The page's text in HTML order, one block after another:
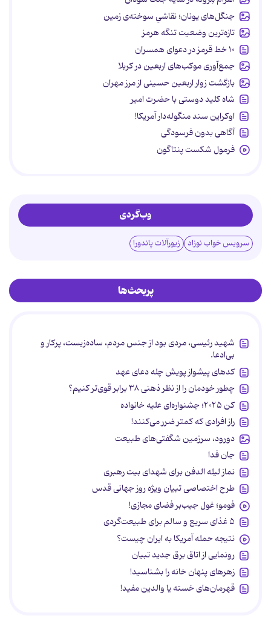
جنگل‌های یونان؛ نقاشیِ سوخته‌ی زمین
تازه‌ترین وضعیت تنگه هرمز
۱۰ خط قرمز در دعوای همسران
جمع‌آوری موکب‌های اربعین در کربلا
بازگشت زوار اربعین حسینی از مرز مهران
شاه کلید دوستی با حضرت امیر
اوکراین سند منگوله‌دار آمریکا!
آگاهی بدون فرسودگی
فرمول شکست پنتاگون
وب‌گردی
سرویس خواب نوزاد زیورآلات پاندورا
پربحث‌ها
شهید رئیسی، مردی بود از جنس مردم، ساده‌زیست، پرکار و
بی‌ادعا.
کدهای پیشواز پویش چله دعای عهد
چطور خودمان را از نظر ذهنی ۳۸ برابر قوی‌تر کنیم؟
کن ۲۰۲۵؛ جشنواره‌ای علیه خانواده
راز افرادی که کمتر ضرر می‌کنند!
دورود، سرزمین شگفتی‌های طبیعت
جان فدا
نماز لیله الدفن برای شهدای بیت رهبری
طرح اختصاصی تبیان ویژه روز جهانی قدس
فومو؛ غول جیب‌بر فضای مجازی!
۵ غذای سریع و سالم برای طبیعت‌گردی
نتیجه حمله آمریکا به ایران چیست؟
رونمایی از اتاق برق جدید تبیان
زهرهای پنهان خانه را بشناسید!
قهرمان‌های خسته یا والدین مفید!